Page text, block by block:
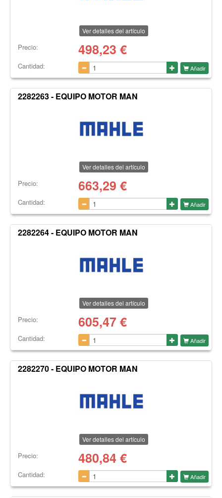
Ver detalles del artículo
Precio: 498,23 €
Cantidad: Añadir
2282263 - EQUIPO MOTOR MAN
Ver detalles del artículo
Precio: 663,29 €
Cantidad: Añadir
2282264 - EQUIPO MOTOR MAN
Ver detalles del artículo
Precio: 605,47€
Cantidad: Añadir
2282270 - EQUIPO MOTOR MAN
Ver detalles del artículo
Precio: 480,84 €
Cantidad: Añadir